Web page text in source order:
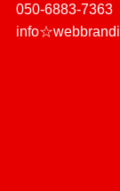
050-6883-7363